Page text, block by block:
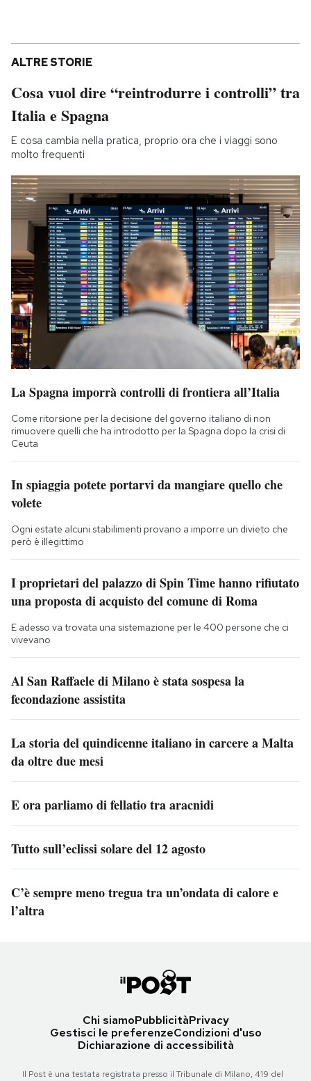
ALTRE STORIE
Cosa vuol dire “reintrodurre i controlli” tra
Italia e Spagna
E cosa cambia nella pratica, proprio ora che i viaggi sono
molto frequenti
La Spagna imporrà controlli di frontiera all’Italia
Come ritorsione per la decisione del governo italiano di non
rimuovere quelli che ha introdotto per la Spagna dopo la crisi di
Ceuta
In spiaggia potete portarvi da mangiare quello che
volete
Ogni estate alcuni stabilimenti provano a imporre un divieto che
però è illegittimo
I proprietari del palazzo di Spin Time hanno rifiutato
una proposta di acquisto del comune di Roma
E adesso va trovata una sistemazione per le 400 persone che ci
vivevano
Al San Raffaele di Milano è stata sospesa la
fecondazione assistita
La storia del quindicenne italiano in carcere a Malta
da oltre due mesi
E ora parliamo di fellatio tra aracnidi
Tutto sull’eclissi solare del 12 agosto
C’è sempre meno tregua tra un’ondata di calore e
l’altra
Chi siamoPubblicitàPrivacy
Gestisci le preferenzeCondizioni d'uso
Dichiarazione di accessibilità
Il Post è una testata registrata presso il Tribunale di Milano, 419 del